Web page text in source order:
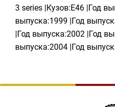
3 series |Кузов:E46 |Год
выпуска:1999 |Год
|Год выпуска:2002 |Год
выпуска:2004 |Год